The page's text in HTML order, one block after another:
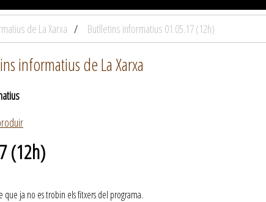
de La Xarxa Butlletins informatius 01.05.17 (12h)
informatius de La Xarxa
(12h)
que ja no es trobin els fitxers del programa.